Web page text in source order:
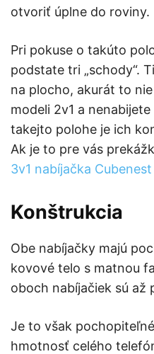
otvoriť úplne do roviny.
Pri pokuse o takúto
podstate tri „schody“.
na plocho, akurát to
modeli 2v1 a
takejto polohe je ich
Ak je to pre vás
3v1 nabíjačka Cubenest
Konštrukcia
Obe nabíjačky majú
kovové telo s matnou
oboch nabíjačiek sú až
Je to však
hmotnosť celého